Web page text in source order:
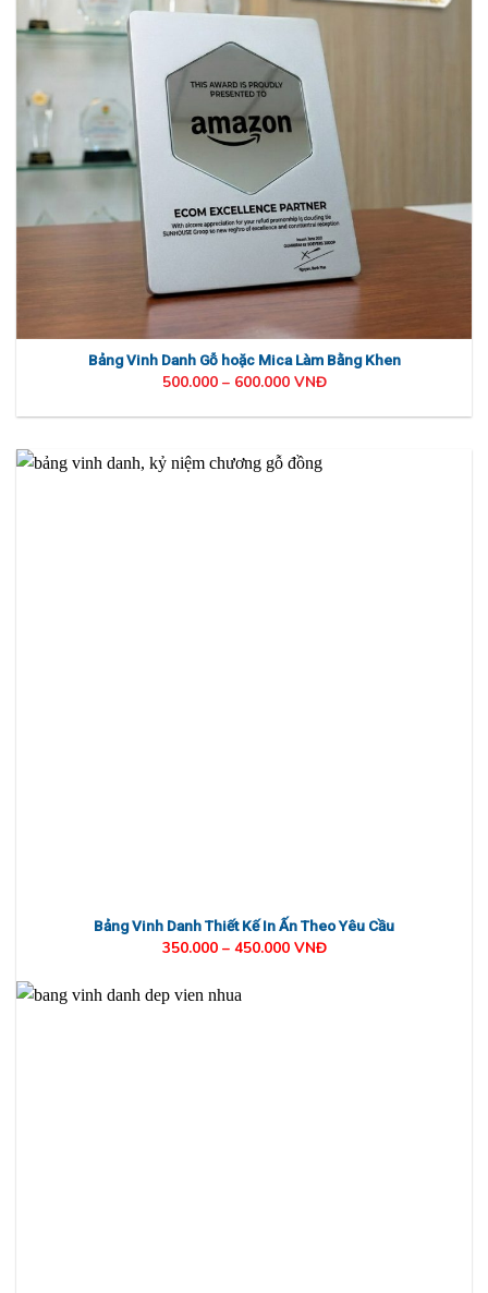
Bảng Vinh Danh Gỗ hoặc Mica Làm Bằng Khen
500.000 – 600.000 VNĐ
Bảng Vinh Danh Thiết Kế In Ấn Theo Yêu Cầu
350.000 – 450.000 VNĐ